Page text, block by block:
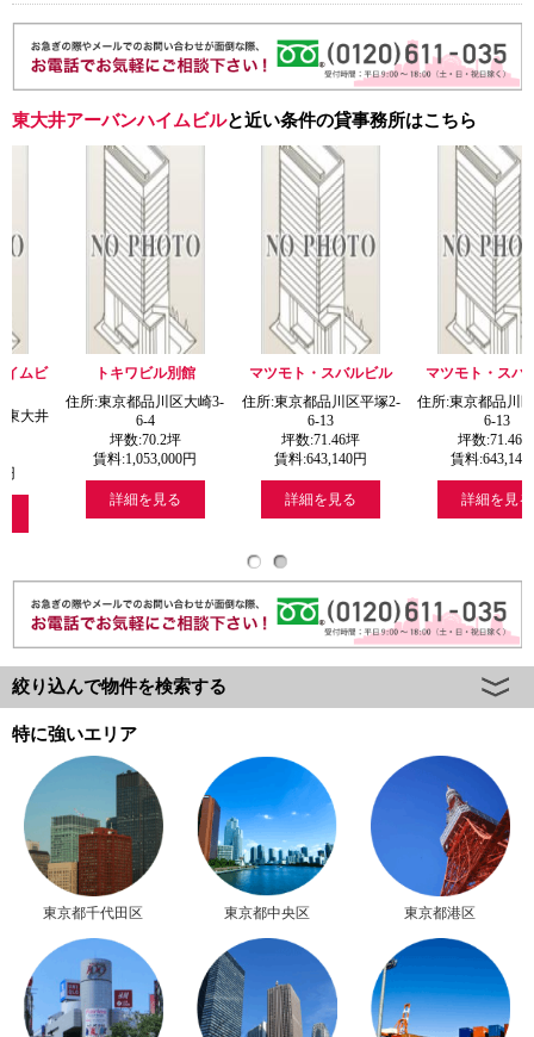
東大井アーバンハイムビルと近い条件の貸事務所はこちら
ワビル別館
都品川区大崎3-
6-4
細を見る
マツモト・スバルビル
住所:東京都品川区平塚2-
坪数:
賃料:643,140
詳細を見る
マツモト・スバルビル
住所:東京都品川区平塚2-
坪数:
賃料:
詳細を見る
マツ
住所:東
賃
絞り込んで物件を検索する
特に強いエリア
東京都千代田区 東京都中央区 東京都港区